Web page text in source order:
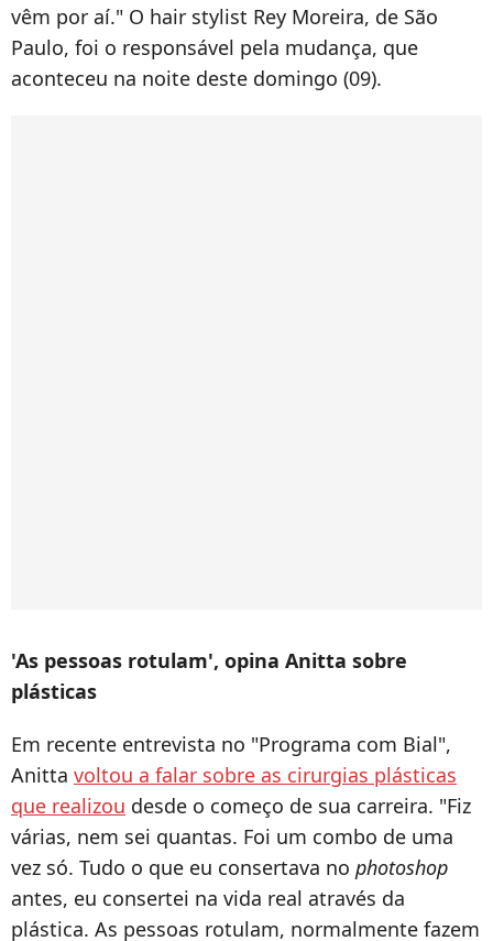
vêm por aí." O hair stylist Rey Moreira, de São
Paulo, foi o responsável pela mudança, que
aconteceu na noite deste domingo (09).
'As pessoas rotulam', opina Anitta sobre
plásticas
Em recente entrevista no "Programa com Bial",
Anitta voltou a falar sobre as cirurgias plásticas
que realizou desde o começo de sua carreira. "Fiz
várias, nem sei quantas. Foi um combo de uma
vez só. Tudo o que eu consertava no photoshop
antes, eu consertei na vida real através da
plástica. As pessoas rotulam, normalmente fazem